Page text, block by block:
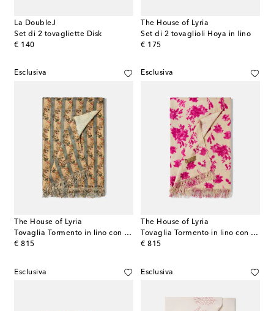
La DoubleJ
Set di 2 tovagliette Disk
€ 140
original price
The House of Lyria
Set di 2 tovaglioli Hoya in lino
€ 175
original price
Esclusiva
The House of Lyria
Tovaglia Tormento in lino con stampa floreale
€ 815
original price
Esclusiva
The House of Lyria
Tovaglia Tormento in lino con stampa floreale
€ 815
original price
Esclusiva Esclusiva